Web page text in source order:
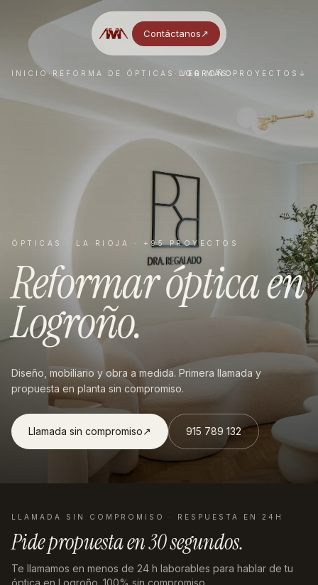
Contáctanos↗︎
VER MÁS PROYECTOS ↓
INICIO· REFORMA DE ÓPTICAS · LOGROÑO
ÓPTICAS · LA RIOJA · +95 PROYECTOS
Reformarópticaen
Logroño.
Diseño, mobiliario y obra a medida. Primera llamada y
propuesta en planta sin compromiso.
Llamada sin compromiso↗︎ 915 789 132
LLAMADA SIN COMPROMISO · RESPUESTA EN 24H
Pide propuesta en30 segundos.
Te llamamos en menos de 24 h laborables para hablar de tu
óptica en Logroño. 100% sin compromiso.